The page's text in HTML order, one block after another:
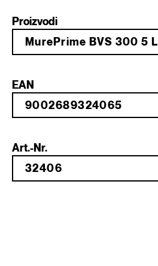
Proizvodi
MurePrime BVS 300 5 L
EAN
Art.-Nr.